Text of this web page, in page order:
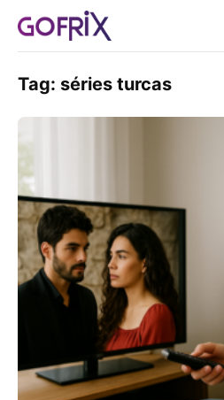
Tag: séries turcas